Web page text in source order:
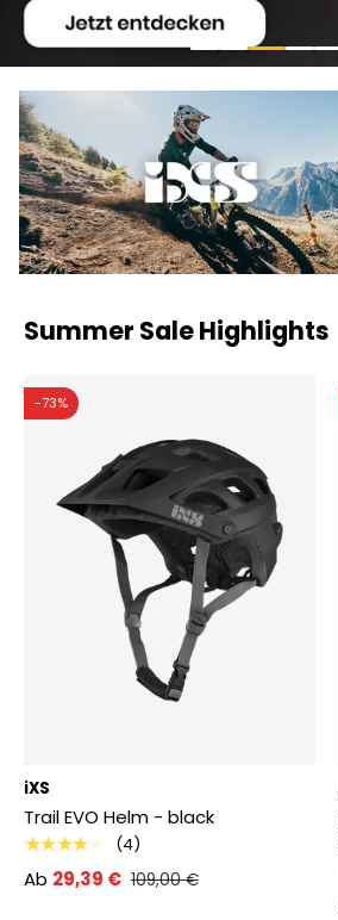
Summer Sale Highlights
-73%
iXS
Trail EVO Helm - black
★★★★★ (4)
Ab 29,39 € 109,00 €